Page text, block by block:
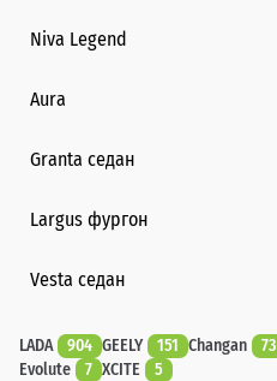
Niva Legend
Aura
Granta седан
Largus фургон
Vesta седан
LADA 904 GEELY 151 Changan 73
Evolute
7 XCITE 5